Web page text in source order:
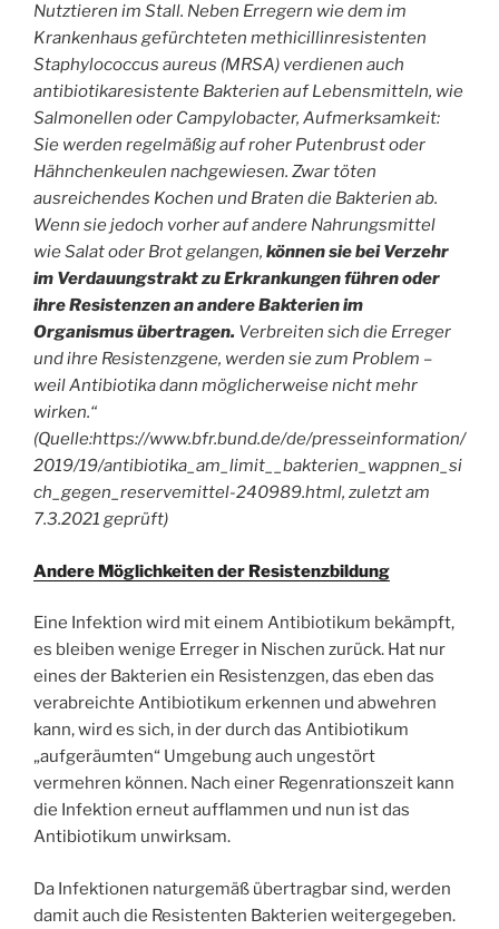
Nutztieren im Stall. Neben Erregern wie dem im
Krankenhaus gefürchteten methicillinresistenten
Staphylococcus aureus (MRSA) verdienen auch
antibiotikaresistente Bakterien auf Lebensmitteln, wie
Salmonellen oder Campylobacter, Aufmerksamkeit:
Sie werden regelmäßig auf roher Putenbrust oder
Hähnchenkeulen nachgewiesen. Zwar töten
ausreichendes Kochen und Braten die Bakterien ab.
Wenn sie jedoch vorher auf andere Nahrungsmittel
wie Salat oder Brot gelangen, können sie bei Verzehr
im Verdauungstrakt zu Erkrankungen führen oder
ihre Resistenzen an andere Bakterien im
Organismus übertragen. Verbreiten sich die Erreger
und ihre Resistenzgene, werden sie zum Problem –
weil Antibiotika dann möglicherweise nicht mehr
wirken.“
(Quelle:https://www.bfr.bund.de/de/presseinformation/
2019/19/antibiotika_am_limit__bakterien_wappnen_si
ch_gegen_reservemittel-240989.html, zuletzt am
7.3.2021 geprüft)
Andere Möglichkeiten der Resistenzbildung
Eine Infektion wird mit einem Antibiotikum bekämpft,
es bleiben wenige Erreger in Nischen zurück. Hat nur
eines der Bakterien ein Resistenzgen, das eben das
verabreichte Antibiotikum erkennen und abwehren
kann, wird es sich, in der durch das Antibiotikum
„aufgeräumten“ Umgebung auch ungestört
vermehren können. Nach einer Regenrationszeit kann
die Infektion erneut aufflammen und nun ist das
Antibiotikum unwirksam.
Da Infektionen naturgemäß übertragbar sind, werden
damit auch die Resistenten Bakterien weitergegeben.